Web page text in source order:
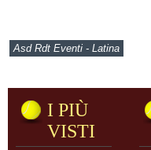
Asd Rdt Eventi - Latina
I PIÙ
VISTI